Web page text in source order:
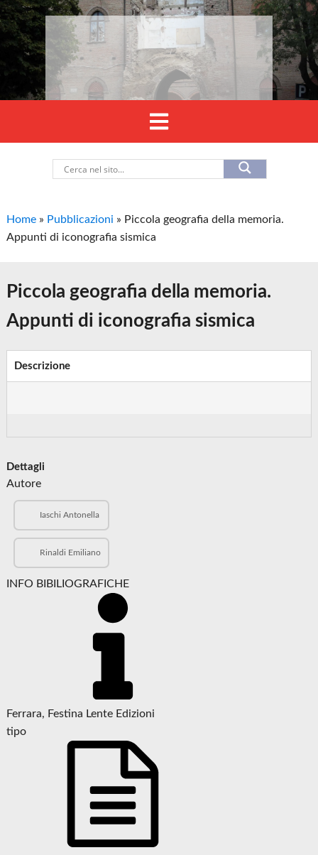
Home » Pubblicazioni » Piccola geografia della memoria.
Appunti di iconografia sismica
Piccola geografia della memoria.
Appunti di iconografia sismica
Descrizione
Dettagli
Autore
Iaschi Antonella
Rinaldi Emiliano
INFO BIBILIOGRAFICHE
Ferrara, Festina Lente Edizioni
tipo